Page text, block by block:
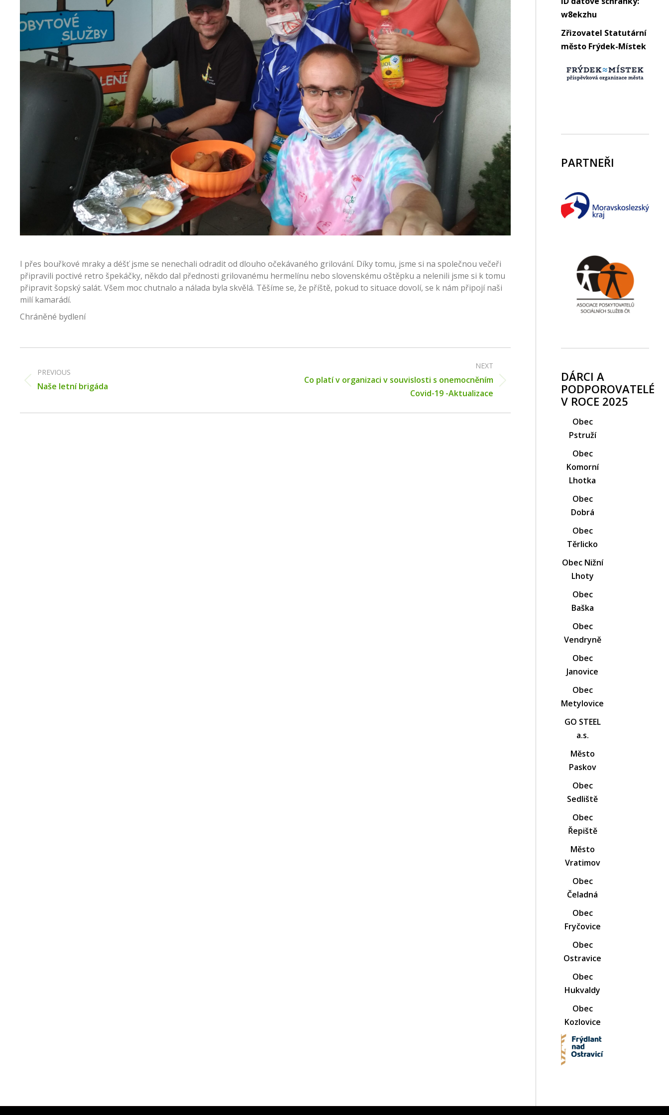
I přes bouřkové mraky a déšť jsme se nenechali odradit od dlouho očekávaného grilování. Díky tomu, jsme si na společnou večeři
připravili poctivé retro špekáčky, někdo dal přednosti grilovanému hermelínu nebo slovenskému oštěpku a nelenili jsme si k tomu
připravit šopský salát. Všem moc chutnalo a nálada byla skvělá. Těšíme se, že příště, pokud to situace dovolí, se k nám připojí naši
milí kamarádí.
Chráněné bydlení
navigation
PREVIOUS
Previous
Naše letní brigáda
NEXT
Co platí v organizaci v souvislosti s onemocněním
Covid-19 -Aktualizace
w8ekzhu
Zřizovatel Statutární
město Frýdek-Místek
PARTNEŘI
DÁRCI A
PODPOROVATELÉ
V ROCE 2025
Obec
Pstruží
Obec
Komorní
Lhotka
Obec
Dobrá
Obec
Těrlicko
Obec Nižní
Lhoty
Obec
Baška
Obec
Vendryně
Obec
Janovice
Obec
Metylovice
GO STEEL
a.s.
Město
Paskov
Obec
Sedliště
Obec
Řepiště
Město
Vratimov
Obec
Čeladná
Obec
Fryčovice
Obec
Ostravice
Obec
Hukvaldy
Obec
Kozlovice